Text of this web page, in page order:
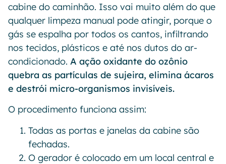
cabine do caminhão. Isso vai muito além do que
qualquer limpeza manual pode atingir, porque o
gás se espalha por todos os cantos, infiltrando
nos tecidos, plásticos e até nos dutos do ar-
condicionado. A ação oxidante do ozônio
quebra as partículas de sujeira, elimina ácaros
e destrói micro-organismos invisíveis.
O procedimento funciona assim:
Todas as portas e janelas da cabine são
fechadas.
O gerador é colocado em um local central e